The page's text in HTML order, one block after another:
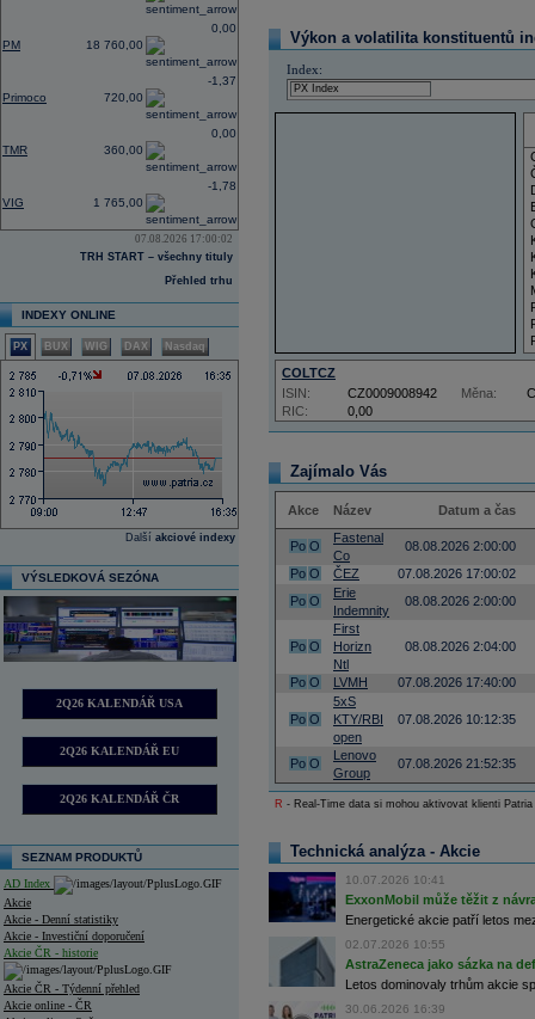
PM 18 760,00
0,00
Primoco 720,00
-1,37
TMR 360,00
0,00
VIG 1 765,00
-1,78
07.08.2026 17:00:02
TRH START – všechny tituly
Přehled trhu
INDEXY ONLINE
PX BUX WIG DAX Nasdaq
Další akciové indexy
VÝSLEDKOVÁ SEZÓNA
2Q26 KALENDÁŘ USA
2Q26 KALENDÁŘ EU
2Q26 KALENDÁŘ ČR
SEZNAM PRODUKTŮ
AD Index
Akcie
Akcie - Denní statistiky
Akcie - Investiční doporučení
Akcie ČR - historie
Akcie ČR - Týdenní přehled
Akcie online - ČR
Výkon a volatilita konstituentů
Index:
COLTCZ
RIC: 0,00
ISIN: CZ0009008942 Měna:
Zajímalo Vás
Akce Název Datum a čas
Po O
Fastenal
Co
08.08.2026 2:00:00
Po O ČEZ
07.08.2026 17:00:02
Po O
Erie
Indemnity
08.08.2026 2:00:00
Po O
First
Horizn
Ntl
08.08.2026 2:04:00
Po O LVMH 07.08.2026 17:40:00
Po O
5xS
KTY/RBI
open
07.08.2026 10:12:35
Po O
Lenovo
Group
07.08.2026 21:52:35
R - Real-Time data si mohou aktivovat klienti
Technická analýza - Akcie
10.07.2026 10:41
ExxonMobil může těžit z
Energetické akcie patří letos
02.07.2026 10:55
AstraZeneca jako sázka na
Letos dominovaly trhům akcie
30.06.2026 16:39